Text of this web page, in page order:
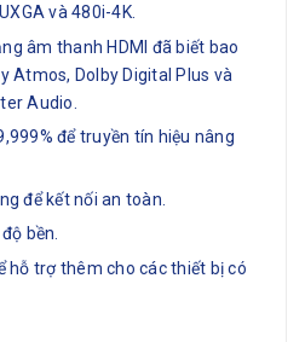
và 480i-4K.
âm thanh HDMI đã biết bao
Atmos, Dolby Digital Plus và
Audio.
để truyền tín hiệu nâng
để kết nối an toàn.
bền.
hỗ trợ thêm cho các thiết bị có